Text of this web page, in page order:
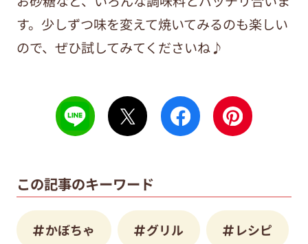
す。少しずつ味を変えて焼いてみるのも楽しい
ので、ぜひ試してみてくださいね♪
この記事のキーワード
かぼちゃ グリル レシピ